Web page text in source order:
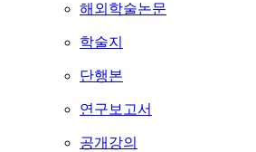
해외학술논문
학술지
단행본
연구보고서
공개강의